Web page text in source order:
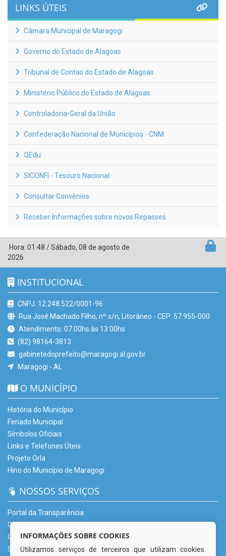
LINKS ÚTEIS
Câmara Municipal de Maragogi
Governo do Estado de Alagoas
Tribunal de Contas do Estado de Alagoas
Ministério Público do Estado de Alagoas
Controladoria-Geral da União
Confederação Nacional de Municípios - CNM
QEdu
SICONFI - Tesouro Nacional
Consultar Convênios
Receber Informações sobre novos Repasses
Hora: 01:48 /Sábado, 08 de agosto de
2026
INSTITUCIONAL
CNPJ: 12.248.522/0001-96
Rua José Machado Filho, nº s/n, Litorâneo - CEP: 57.955-000
Atendimento: 07:00hs às 13:00hs
(82) 98164-3813
gabinetedoprefeito@maragogi.al.gov.br
Maragogi - AL
O MUNICÍPIO
História do Município
Feriado Municipal
Símbolos Oficiais
Links e Telefones Úteis
Projeto Orla
Hino do Município de Maragogi
NOSSOS SERVIÇOS
Portal da Transparência
Carta de Serviços – CSU
Ouvidoria Municipal
Serviço de Informação ao Cidadão (e-SIC)
INFORMAÇÕES SOBRE COOKIES
Utilizamos serviços de terceiros que utilizam cookies.